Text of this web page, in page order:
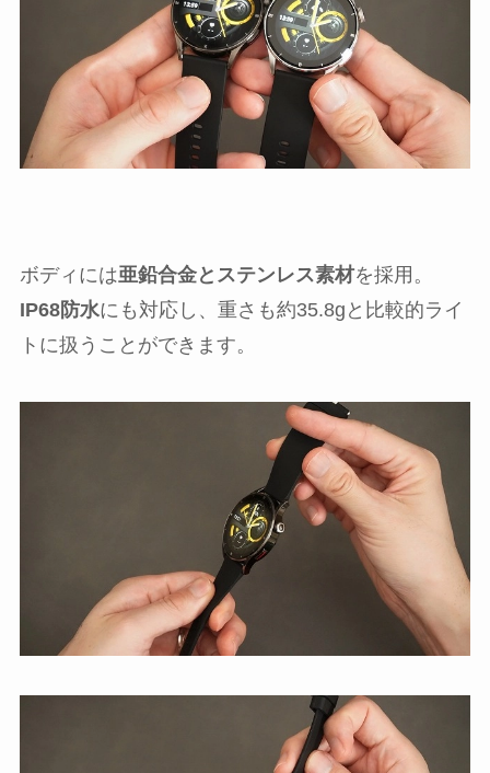
ボディには亜鉛合金とステンレス素材を採用。
IP68防水にも対応し、重さも約35.8gと比較的ライ
トに扱うことができます。